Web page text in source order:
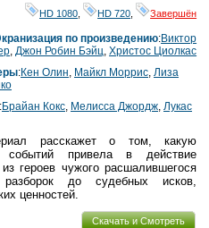
HD 1080 HD 720 Завершён
по произведению:Виктор
,Джон Робин Бэйц,Христос Циолкас
:Кен Олин, Майкл Моррис, Лиза
:Брайан Кокс, Мелисса Джордж, Лукас
расскажет о том, какую
событий привела в действие
героев чужого расшалившегося
до судебных исков,
ценностей.
Скачать и Смотреть